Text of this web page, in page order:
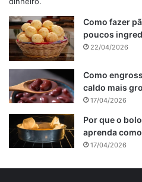
Como fazer
poucos
22/04/2026
Como
caldo mais
17/04/2026
Por que o
aprenda
17/04/2026